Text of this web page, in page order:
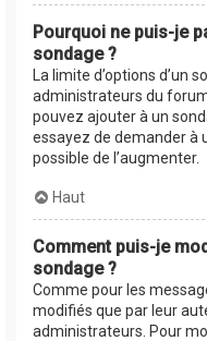
Pourquoi ne puis-je
sondage ?
La limite d’options d’un
administrateurs du
pouvez ajouter à un
essayez de demander à
possible de l’augmenter.
Haut
Comment puis-je
sondage ?
Comme pour les
modifiés que par leur
administrateurs. Pour